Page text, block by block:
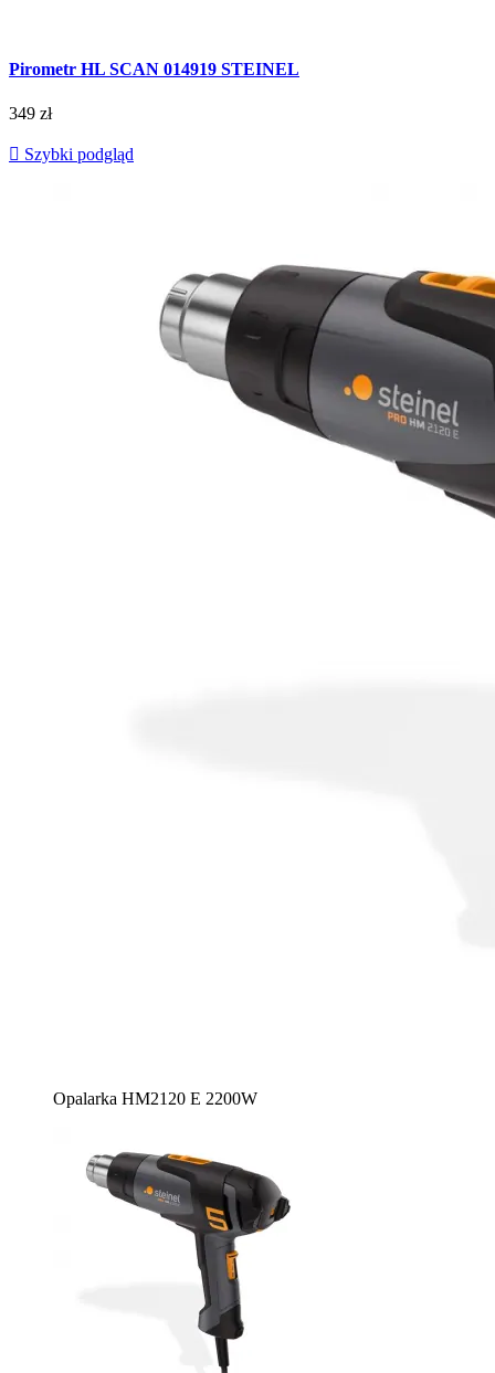
Pirometr HL SCAN 014919 STEINEL
349 zł
 Szybki podgląd
Opalarka HM2120 E 2200W